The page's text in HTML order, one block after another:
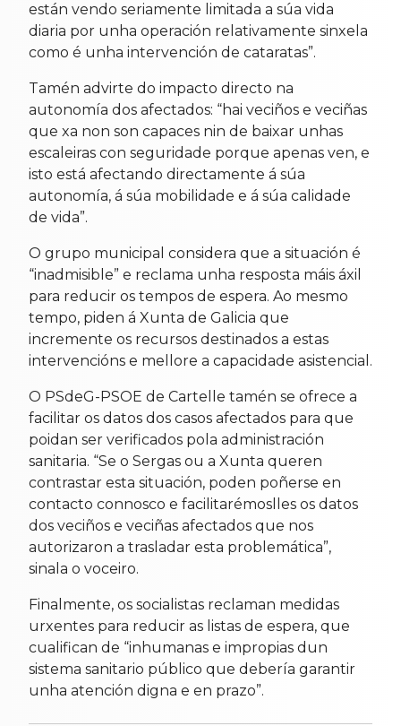
están vendo seriamente limitada a súa vida
diaria por unha operación relativamente sinxela
como é unha intervención de cataratas”.
Tamén advirte do impacto directo na
autonomía dos afectados: “hai veciños e veciñas
que xa non son capaces nin de baixar unhas
escaleiras con seguridade porque apenas ven, e
isto está afectando directamente á súa
autonomía, á súa mobilidade e á súa calidade
de vida”.
O grupo municipal considera que a situación é
“inadmisible” e reclama unha resposta máis áxil
para reducir os tempos de espera. Ao mesmo
tempo, piden á Xunta de Galicia que
incremente os recursos destinados a estas
intervencións e mellore a capacidade asistencial.
O PSdeG-PSOE de Cartelle tamén se ofrece a
facilitar os datos dos casos afectados para que
poidan ser verificados pola administración
sanitaria. “Se o Sergas ou a Xunta queren
contrastar esta situación, poden poñerse en
contacto connosco e facilitarémoslles os datos
dos veciños e veciñas afectados que nos
autorizaron a trasladar esta problemática”,
sinala o voceiro.
Finalmente, os socialistas reclaman medidas
urxentes para reducir as listas de espera, que
cualifican de “inhumanas e impropias dun
sistema sanitario público que debería garantir
unha atención digna e en prazo”.